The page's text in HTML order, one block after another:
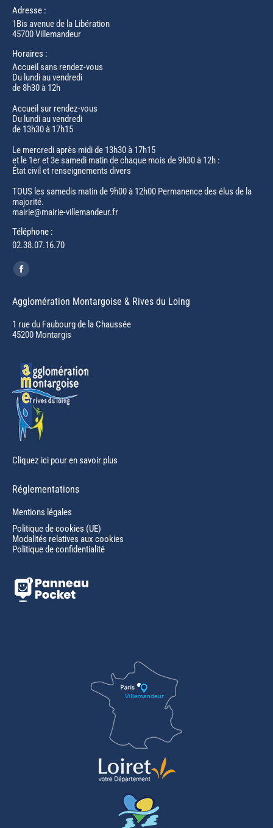
Adresse :
1Bis avenue de la Libération
45700 Villemandeur
Horaires :
Accueil sans rendez-vous
Du lundi au vendredi
de 8h30 à 12h
Accueil sur rendez-vous
Du lundi au vendredi
de 13h30 à 17h15
Le mercredi après midi de 13h30 à 17h15
et le 1er et 3e samedi matin de chaque mois de 9h30 à 12h :
État civil et renseignements divers
TOUS les samedis matin de 9h00 à 12h00 Permanence des élus de la
majorité.
mairie@mairie-villemandeur.fr
Téléphone :
02.38.07.16.70
Trouvez nous sur :
Facebook
opens
in
new
Agglomération Montargoise & Rives du Loing
1 rue du Faubourg de la Chaussée
45200 Montargis
Cliquez ici pour en savoir plus
Réglementations
Mentions légales
Politique de cookies (UE)
Modalités relatives aux cookies
Politique de confidentialité